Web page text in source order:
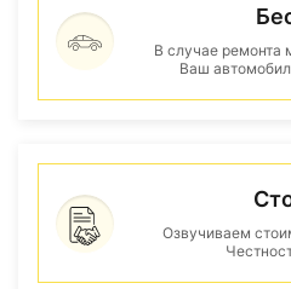
В случае ремонта
Ваш
Озвучиваем